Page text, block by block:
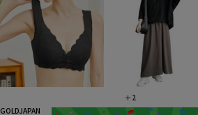
GOLDJAPAN
＋2
GOLDJAPAN